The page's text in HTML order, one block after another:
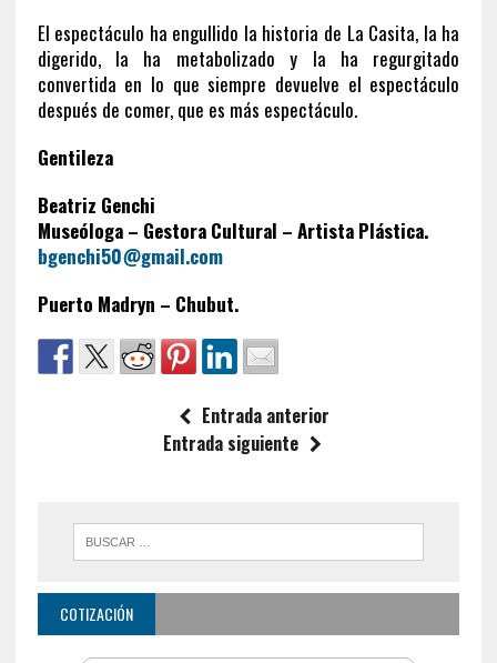
El espectáculo ha engullido la historia de La Casita, la ha
digerido, la ha metabolizado y la ha regurgitado
convertida en lo que siempre devuelve el espectáculo
después de comer, que es más espectáculo.
Gentileza
Beatriz Genchi
Museóloga – Gestora Cultural – Artista Plástica.
bgenchi50@gmail.com
Puerto Madryn – Chubut.
Entrada anterior
Entrada siguiente
COTIZACIÓN